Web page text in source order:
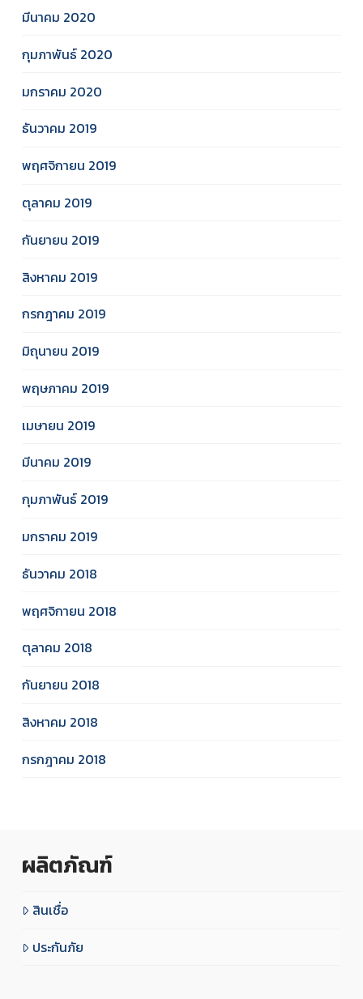
มีนาคม 2020
กุมภาพันธ์ 2020
มกราคม 2020
ธันวาคม 2019
พฤศจิกายน 2019
ตุลาคม 2019
กันยายน 2019
สิงหาคม 2019
กรกฎาคม 2019
มิถุนายน 2019
พฤษภาคม 2019
เมษายน 2019
มีนาคม 2019
กุมภาพันธ์ 2019
มกราคม 2019
ธันวาคม 2018
พฤศจิกายน 2018
ตุลาคม 2018
กันยายน 2018
สิงหาคม 2018
กรกฎาคม 2018
ผลิตภัณฑ์
สินเชื่อ
ประกันภัย